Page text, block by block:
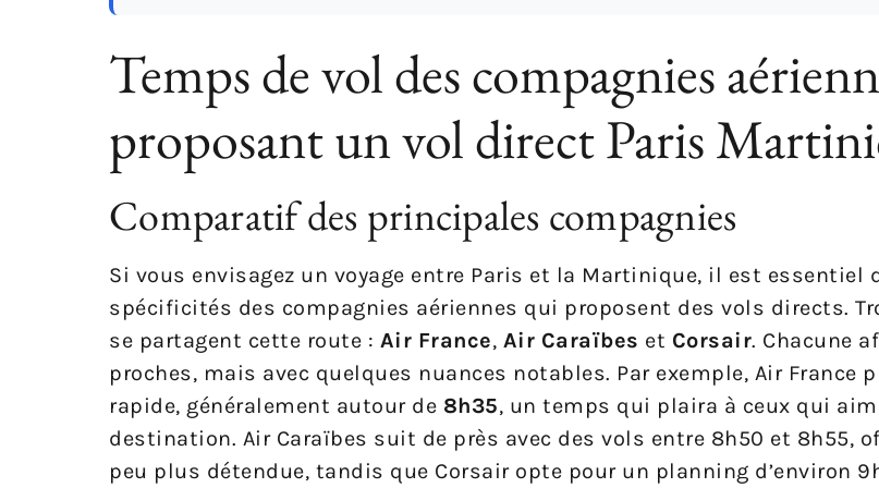
Temps de vol des compagnies
proposant un vol direct Paris
Comparatif des principales compagnies
Si vous envisagez un voyage entre Paris et la Martinique, il est essentiel
spécificités des compagnies aériennes qui proposent des vols directs.
se partagent cette route : Air France, Air Caraïbes et Corsair. Chacune
proches, mais avec quelques nuances notables. Par exemple, Air France
rapide, généralement autour de 8h35, un temps qui plaira à ceux qui
destination. Air Caraïbes suit de près avec des vols entre 8h50 et 8h55,
peu plus détendue, tandis que Corsair opte pour un planning d’environ